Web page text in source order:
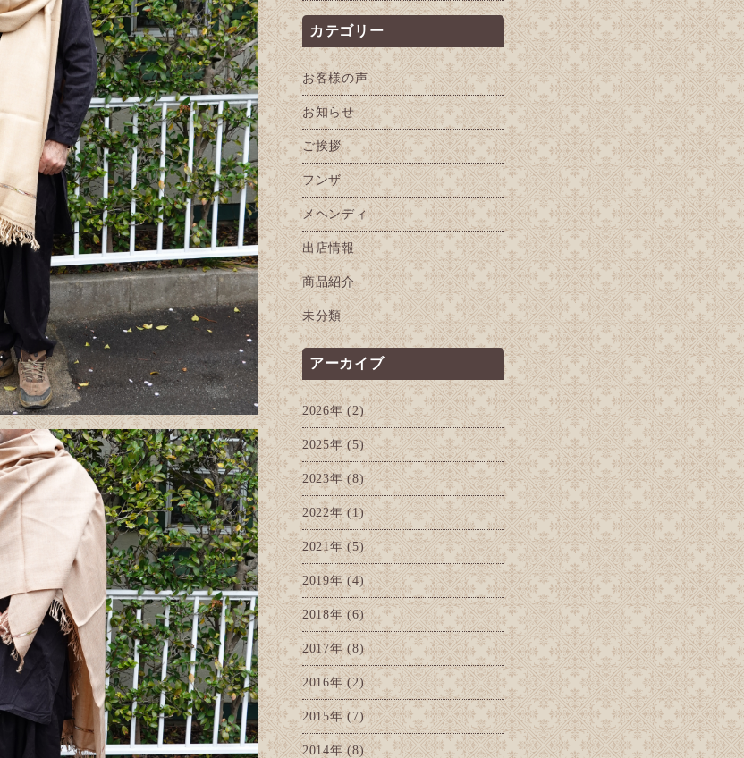
カテゴリー
お客様の声
お知らせ
ご挨拶
フンザ
メヘンディ
出店情報
商品紹介
未分類
アーカイブ
2026年(2)
2025年(5)
2023年(8)
2022年(1)
2021年(5)
2019年(4)
2018年(6)
2017年(8)
2016年(2)
2015年(7)
2014年(8)